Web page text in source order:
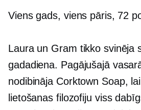
Viens gads, viens pāris, 72
Laura un Gram tikko svinēja
gadadiena. Pagājušajā
nodibināja Corktown Soap,
lietošanas filozofiju viss